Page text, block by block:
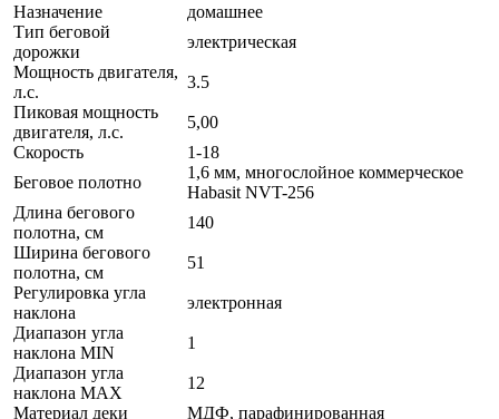
Назначение
домашнее
Тип беговой
дорожки
электрическая
Мощность двигателя,
л.с.
3.5
Пиковая мощность
двигателя, л.с.
5,00
Скорость
1-18
Беговое полотно
1,6 мм, многослойное коммерческое
Habasit NVT-256
Длина бегового
полотна, см
140
Ширина бегового
полотна, см
51
Регулировка угла
наклона
электронная
Диапазон угла
наклона MIN
1
Диапазон угла
наклона MAX
12
Материал деки
МДФ, парафинированная